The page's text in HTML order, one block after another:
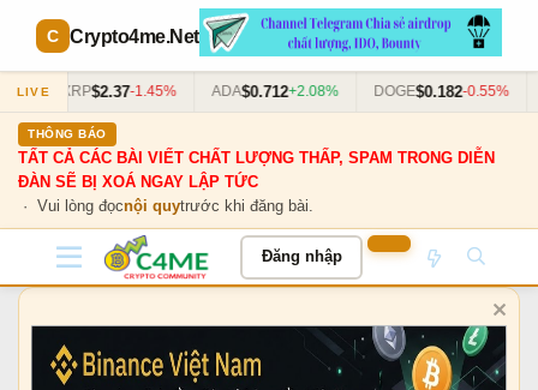
Crypto4me.Net
LIVE XRP$2.37-1.45% ADA$0.712+2.08% DOGE$0.182-0.55%
THÔNG BÁO
TẤT CẢ CÁC BÀI VIẾT CHẤT LƯỢNG THẤP, SPAM TRONG DIỄN
ĐÀN SẼ BỊ XOÁ NGAY LẬP TỨC
· Vui lòng đọcnội quytrước khi đăng bài.
Đăng nhập